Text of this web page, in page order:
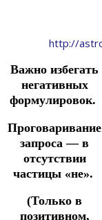
http://
Важно избегать
негативных
формулировок.
Проговаривание
запроса — в
отсутствии
частицы «не».
(Только в
позитивном,